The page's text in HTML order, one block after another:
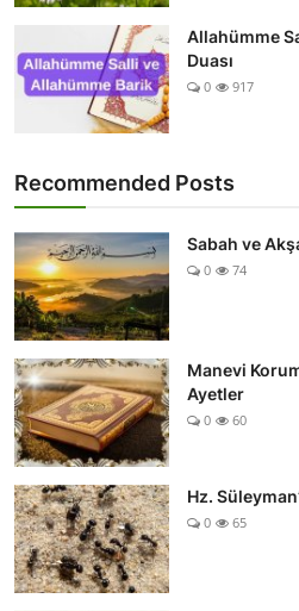
Allahümme
Duası
0 917
Recommended Posts
Sabah ve
0 74
Manevi
Ayetler
0 60
Hz.
0 65